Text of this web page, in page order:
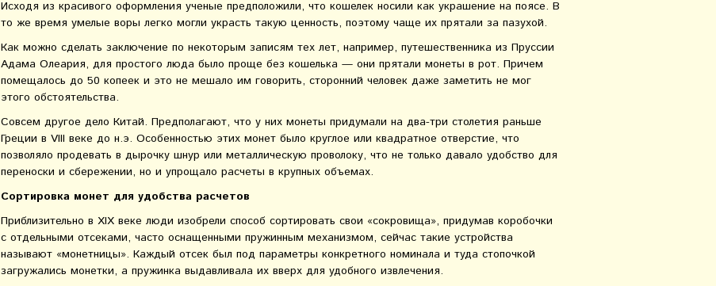
Исходя из красивого оформления ученые предположили, что кошелек носили как украшение на поясе. В
то же время умелые воры легко могли украсть такую ценность, поэтому чаще их прятали за пазухой.
Как можно сделать заключение по некоторым записям тех лет, например, путешественника из Пруссии
Адама Олеария, для простого люда было проще без кошелька — они прятали монеты в рот. Причем
помещалось до 50 копеек и это не мешало им говорить, сторонний человек даже заметить не мог
этого обстоятельства.
Совсем другое дело Китай. Предполагают, что у них монеты придумали на два-три столетия раньше
Греции в VIII веке до н.э. Особенностью этих монет было круглое или квадратное отверстие, что
позволяло продевать в дырочку шнур или металлическую проволоку, что не только давало удобство для
переноски и сбережении, но и упрощало расчеты в крупных объемах.
Сортировка монет для удобства расчетов
Приблизительно в XIX веке люди изобрели способ сортировать свои «сокровища», придумав коробочки
с отдельными отсеками, часто оснащенными пружинным механизмом, сейчас такие устройства
называют «монетницы». Каждый отсек был под параметры конкретного номинала и туда стопочкой
загружались монетки, а пружинка выдавливала их вверх для удобного извлечения.